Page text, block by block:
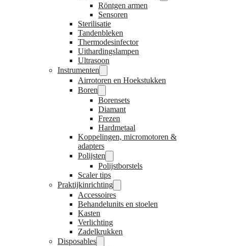
Röntgen armen
Sensoren
Sterilisatie
Tandenbleken
Thermodesinfector
Uithardingslampen
Ultrasoon
Instrumenten
Airrotoren en Hoekstukken
Boren
Borensets
Diamant
Frezen
Hardmetaal
Koppelingen, micromotoren &
adapters
Polijsten
Polijstborstels
Scaler tips
Praktijkinrichting
Accessoires
Behandelunits en stoelen
Kasten
Verlichting
Zadelkrukken
Disposables